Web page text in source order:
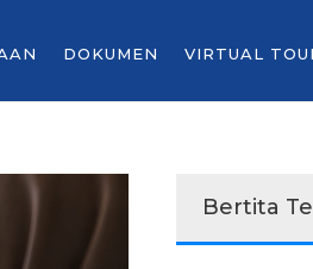
DOKUMEN VIRTUAL
Bertita